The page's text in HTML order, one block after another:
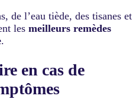
de l’eau tiède, des tisanes et
les meilleurs remèdes
.
en cas de